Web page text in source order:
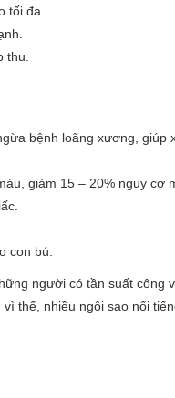
tối đa.
thu.
bệnh loãng xương, giúp
giảm 15 – 20% nguy cơ
con bú.
người có tần suất
thế, nhiều ngôi sao nổi